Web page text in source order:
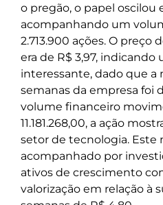
o pregão, o papel oscilou
acompanhando um
2.713.900 ações. O
era de R$ 3,97, indicando
interessante, dado que a
semanas da empresa foi
volume financeiro
11.181.268,00, a ação
setor de tecnologia. Este
acompanhado por
ativos de crescimento
valorização em relação à